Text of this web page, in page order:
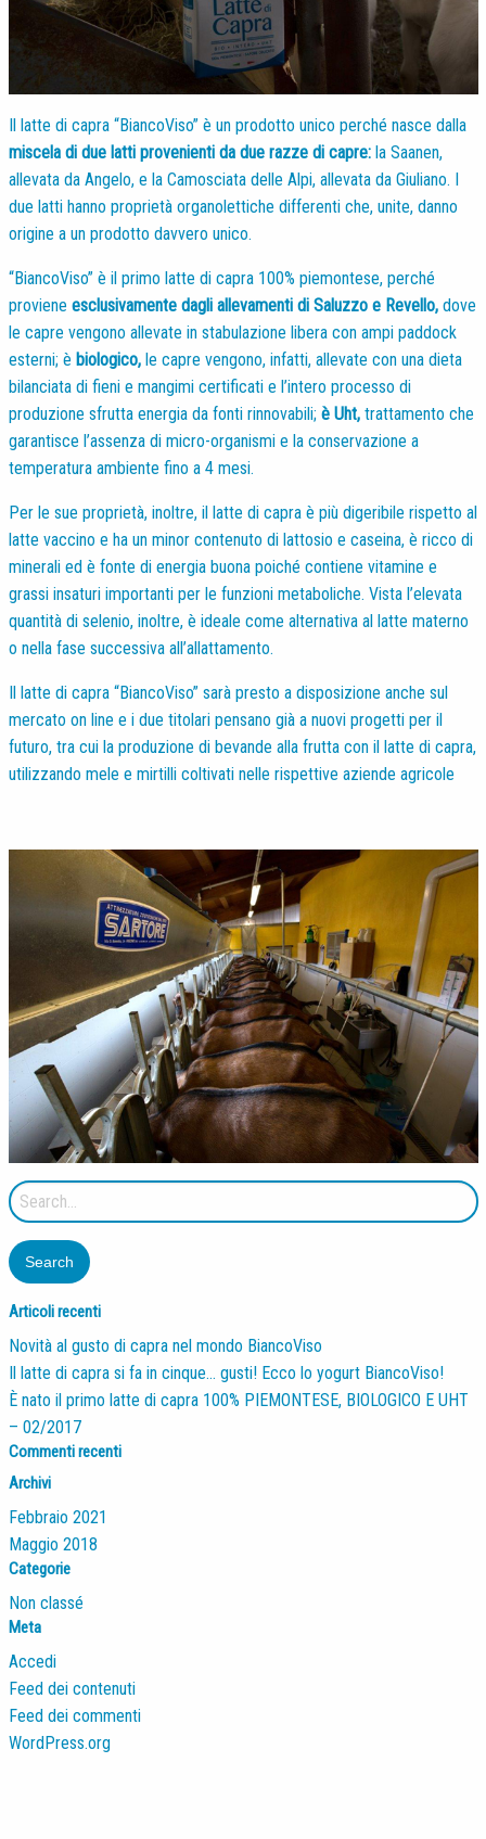
Il latte di capra “BiancoViso” è un prodotto unico perché nasce dalla
miscela di due latti provenienti da due razze di capre:la Saanen,
allevata da Angelo, e la Camosciata delle Alpi, allevata da Giuliano. I
due latti hanno proprietà organolettiche differenti che, unite, danno
origine a un prodotto davvero unico.
“BiancoViso” è il primo latte di capra 100% piemontese, perché
proviene esclusivamente dagli allevamenti di Saluzzo e Revello,dove
le capre vengono allevate in stabulazione libera con ampi paddock
esterni; è biologico,le capre vengono, infatti, allevate con una dieta
bilanciata di fieni e mangimi certificati e l’intero processo di
produzione sfrutta energia da fonti rinnovabili; è Uht,trattamento che
garantisce l’assenza di micro-organismi e la conservazione a
temperatura ambiente fino a 4 mesi.
Per le sue proprietà, inoltre, il latte di capra è più digeribile rispetto al
latte vaccino e ha un minor contenuto di lattosio e caseina, è ricco di
minerali ed è fonte di energia buona poiché contiene vitamine e
grassi insaturi importanti per le funzioni metaboliche. Vista l’elevata
quantità di selenio, inoltre, è ideale come alternativa al latte materno
o nella fase successiva all’allattamento.
Il latte di capra “BiancoViso” sarà presto a disposizione anche sul
mercato on line e i due titolari pensano già a nuovi progetti per il
futuro, tra cui la produzione di bevande alla frutta con il latte di capra,
utilizzando mele e mirtilli coltivati nelle rispettive aziende agricole
Search
for:
Articoli recenti
Novità al gusto di capra nel mondo BiancoViso
Il latte di capra si fa in cinque… gusti! Ecco lo yogurt BiancoViso!
È nato il primo latte di capra 100% PIEMONTESE, BIOLOGICO E UHT
– 02/2017
Commenti recenti
Archivi
Febbraio 2021
Maggio 2018
Categorie
Non classé
Meta
Accedi
Feed dei contenuti
Feed dei commenti
WordPress.org